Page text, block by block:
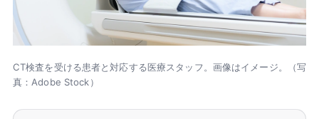
CT検査を受ける患者と対応する医療スタッフ。画像はイメージ。（写
真：Adobe Stock）